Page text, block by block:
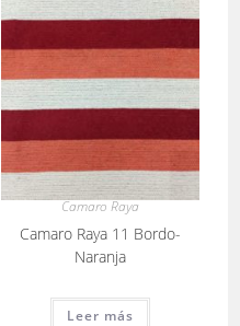
Camaro Raya
Camaro Raya 11 Bordo-
Naranja
Leer más